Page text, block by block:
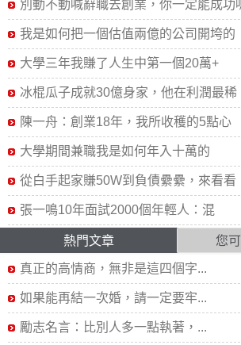
別動不動喊辭職去創業，你一定能成功
我是如何把一個估值兩億的公司開垮的
大學三年我賺了人生中第一個20萬+
冰棍瓜子成就30億身家，他在利潤最稀
陳一舟：創業18年，我所收穫的5點心
大學期間兼職我是如何年入十萬的
從白手起家賺50W到負債纍纍，來看看
張一鳴10年面試2000個年輕人：混
熱門文章 您
真正的高情商，無非是這四個字...
如果能再結一次婚，請一定要牢...
勵志名言：比別人多一點執著，...